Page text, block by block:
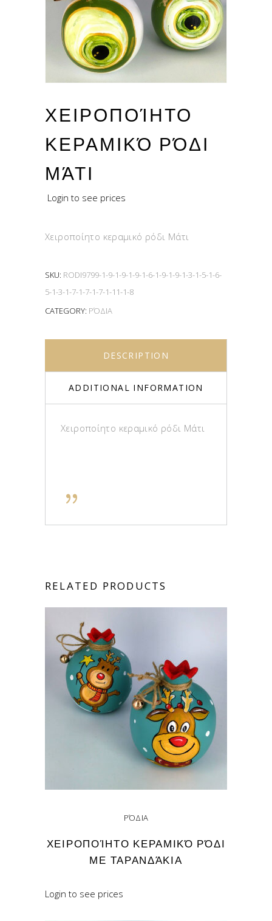
ΧΕΙΡΟΠΟΊΗΤΟ
ΚΕΡΑΜΙΚΌ ΡΌΔΙ
ΜΆΤΙ
Login to see prices
Χειροποίητο κεραμικό ρόδι Μάτι
SKU: RODI9799-1-9-1-9-1-9-1-6-1-9-1-9-1-3-1-5-1-6-
5-1-3-1-7-1-7-1-7-1-11-1-8
CATEGORY: ΡΌΔΙΑ
DESCRIPTION
ADDITIONAL INFORMATION
Χειροποίητο κεραμικό ρόδι Μάτι
RELATED PRODUCTS
ΡΌΔΙΑ
ΧΕΙΡΟΠΟΊΗΤΟ ΚΕΡΑΜΙΚΌ ΡΌΔΙ
ΜΕ ΤΑΡΑΝΔΆΚΙΑ
READ MORE
Login to see prices